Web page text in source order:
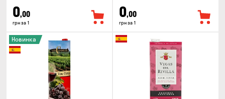
0,00
грн за 1
0,00
грн за 1
Новинка